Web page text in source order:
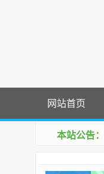
网站首页
本站公告：